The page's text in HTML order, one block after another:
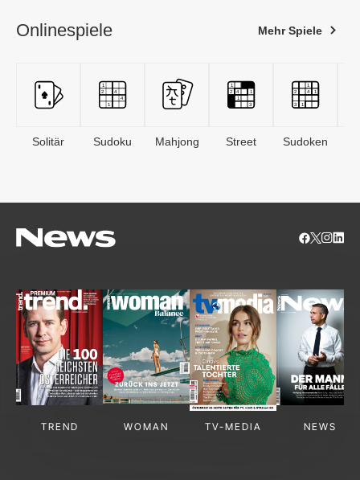
Onlinespiele Mehr Spiele
Solitär Sudoku Mahjong Street Sudoken
TREND WOMAN TV-MEDIA NEWS